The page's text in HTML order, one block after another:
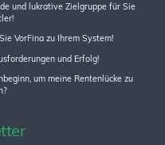
und lukrative Zielgruppe für Sie
VorFina zu Ihrem System!
und Erfolg!
um meine Rentenlücke zu